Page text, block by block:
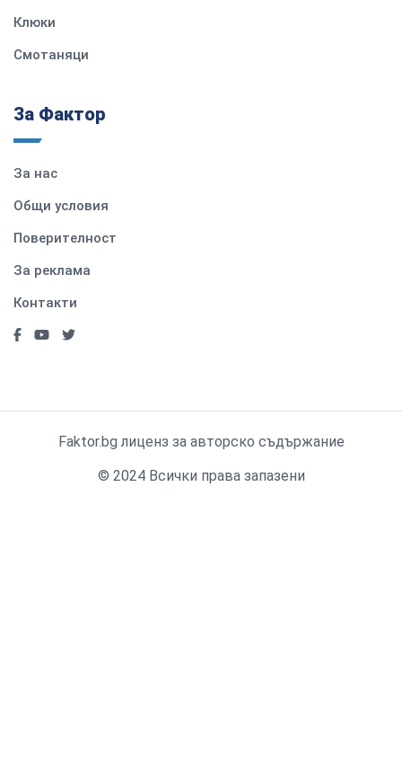
Клюки
Смотаняци
За Фактор
За нас
Общи условия
Поверителност
За реклама
Контакти
Faktor.bg лиценз за авторско съдържание
© 2024 Всички права запазени